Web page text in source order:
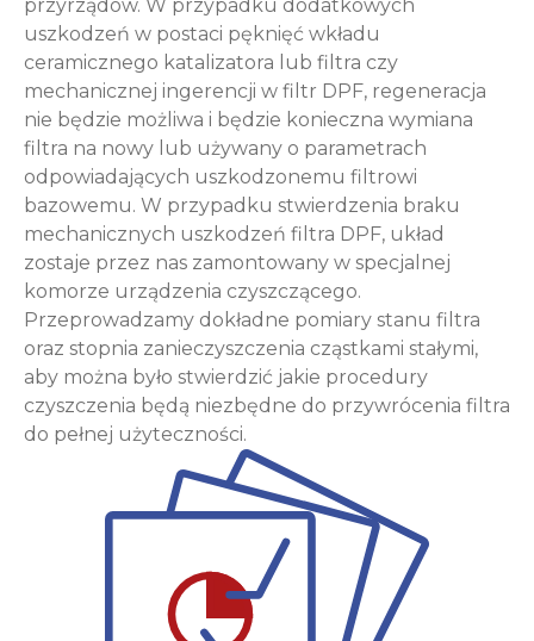
przyrządów. W przypadku dodatkowych
uszkodzeń w postaci pęknięć wkładu
ceramicznego katalizatora lub filtra czy
mechanicznej ingerencji w filtr DPF, regeneracja
nie będzie możliwa i będzie konieczna wymiana
filtra na nowy lub używany o parametrach
odpowiadających uszkodzonemu filtrowi
bazowemu. W przypadku stwierdzenia braku
mechanicznych uszkodzeń filtra DPF, układ
zostaje przez nas zamontowany w specjalnej
komorze urządzenia czyszczącego.
Przeprowadzamy dokładne pomiary stanu filtra
oraz stopnia zanieczyszczenia cząstkami stałymi,
aby można było stwierdzić jakie procedury
czyszczenia będą niezbędne do przywrócenia filtra
do pełnej użyteczności.